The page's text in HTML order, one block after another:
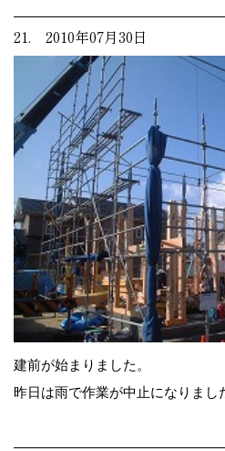
21. 2010年07月30日
建前が始まりました。
昨日は雨で作業が中止になりまし